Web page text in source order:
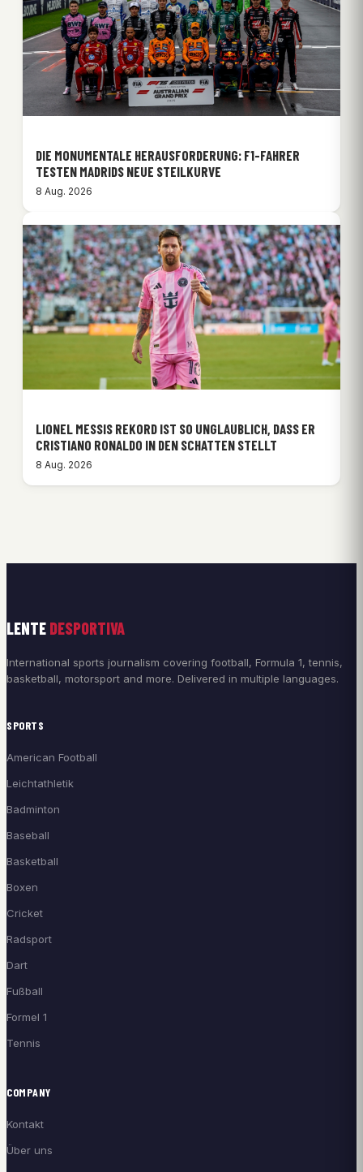
DIE MONUMENTALE HERAUSFORDERUNG: F1-FAHRER
TESTEN MADRIDS NEUE STEILKURVE
8 Aug. 2026
LIONEL MESSIS REKORD IST SO UNGLAUBLICH, DASS ER
CRISTIANO RONALDO IN DEN SCHATTEN STELLT
8 Aug. 2026
LENTE DESPORTIVA
International sports journalism covering football, Formula 1, tennis,
basketball, motorsport and more. Delivered in multiple languages.
SPORTS
American Football
Leichtathletik
Badminton
Baseball
Basketball
Boxen
Cricket
Radsport
Dart
Fußball
Formel 1
Tennis
COMPANY
Kontakt
Über uns